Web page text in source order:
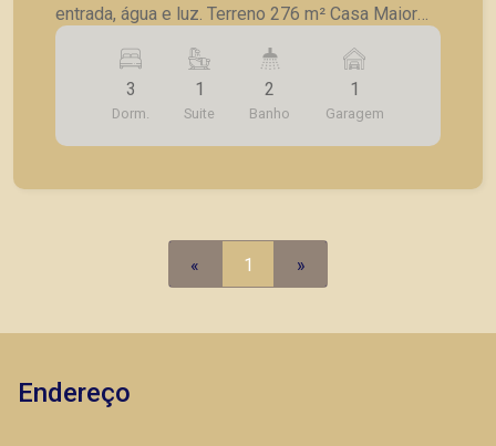
entrada, água e luz. Terreno 276 m² Casa Maior
108 m² : 3 quartos, sendo 1 suíte, 1 banheiro
social, sala, cozinha e garagem; Casa menor 98
m²: 2 quartos, banheiro social, sala, cozinha e
garagem.
3
Dorm.
1
Suite
2
Banho
1
Garagem
« 1 »
Endereço